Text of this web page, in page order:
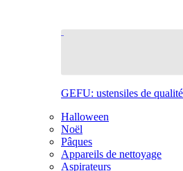
GEFU: ustensiles de
Halloween
Noël
Pâques
Appareils de nettoyage
Aspirateurs